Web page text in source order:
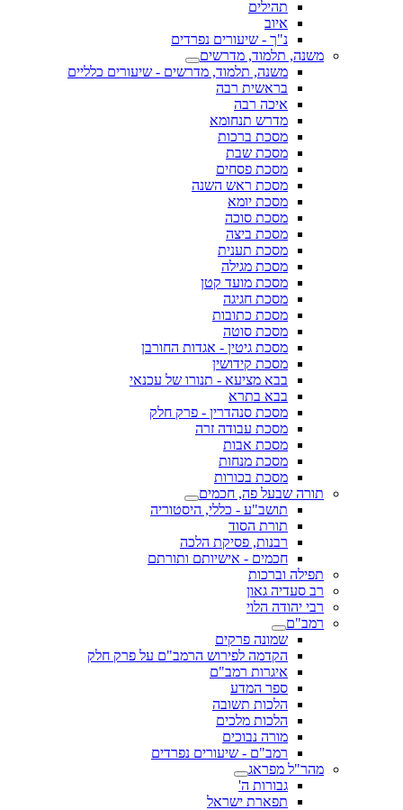
תהילים
איוב
נ"ך - שיעורים נפרדים
משנה, תלמוד, מדרשים
משנה, תלמוד, מדרשים - שיעורים כלליים
בראשית רבה
איכה רבה
מדרש תנחומא
מסכת ברכות
מסכת שבת
מסכת פסחים
מסכת ראש השנה
מסכת יומא
מסכת סוכה
מסכת ביצה
מסכת תענית
מסכת מגילה
מסכת מועד קטן
מסכת חגיגה
מסכת כתובות
מסכת סוטה
מסכת גיטין - אגדות החורבן
מסכת קידושין
בבא מציעא - תנורו של עכנאי
בבא בתרא
מסכת סנהדרין - פרק חלק
מסכת עבודה זרה
מסכת אבות
מסכת מנחות
מסכת בכורות
תורה שבעל פה, חכמים
תושב"ע - כללי, היסטוריה
תורת הסוד
רבנות, פסיקת הלכה
חכמים - אישיותם ותורתם
תפילה וברכות
רב סעדיה גאון
רבי יהודה הלוי
רמב"ם
שמונה פרקים
הקדמה לפירוש הרמב"ם על פרק חלק
איגרות רמב"ם
ספר המדע
הלכות תשובה
הלכות מלכים
מורה נבוכים
רמב"ם - שיעורים נפרדים
מהר"ל מפראג
גבורות ה'
תפארת ישראל